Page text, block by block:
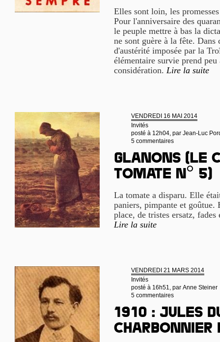
Elles sont loin, les
Pour l'anniversaire des
le peuple mettre à bas la
ne sont guère à la fête.
d'austérité imposée par la
élémentaire survie prend
considération. Lire la suite
VENDREDI 16 MAI 2014
Invités
posté à 12h04, par Jean-Luc
5 commentaires
Glanons (Le
tomate n° 5)
La tomate a disparu. Elle
paniers, pimpante et
place, de tristes ersatz,
Lire la suite
VENDREDI 21 MARS 2014
Invités
posté à 16h51, par Anne Steiner
5 commentaires
1910 : Jules